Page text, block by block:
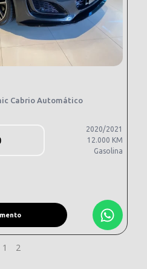
Cabrio Automático
2020/2021
12.000 KM
Gasolina
1 2